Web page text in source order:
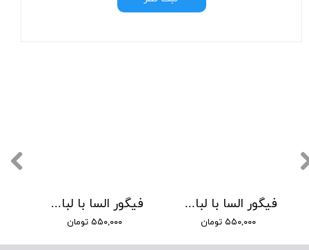
فیگور السا با لباس آبی
۵۵۰,۰۰۰ تومان
فیگور السا با لباس سبز 2
۵۵۰,۰۰۰ تومان